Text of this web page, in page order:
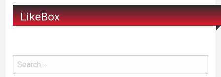
LikeBox